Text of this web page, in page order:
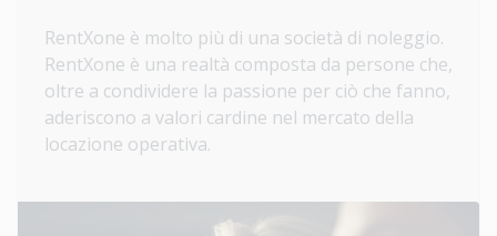
RentXone è molto più di una società di noleggio.
RentXone è una realtà composta da persone che,
oltre a condividere la passione per ciò che fanno,
aderiscono a valori cardine nel mercato della
locazione operativa.